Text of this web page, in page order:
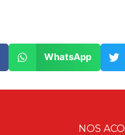
WhatsApp
NOS